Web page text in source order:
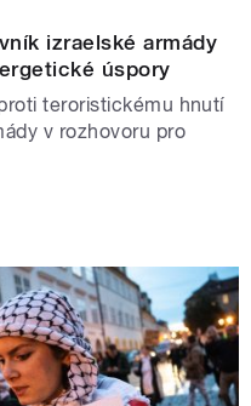
izraelské armády
úspory
teroristickému hnutí
v rozhovoru pro